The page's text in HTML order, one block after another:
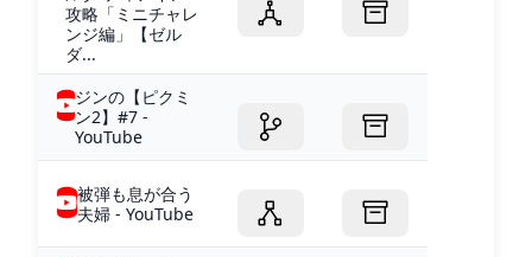
攻略「ミニチャレ
ンジ編」【ゼル
ダ...
ジンの【ピクミ
ン2】#7 -
YouTube
被弾も息が合う
夫婦 - YouTube